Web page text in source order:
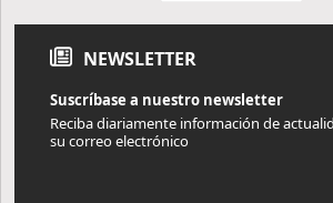
NEWSLETTER
Suscríbase a nuestro newsletter
Reciba diariamente información de
su correo electrónico